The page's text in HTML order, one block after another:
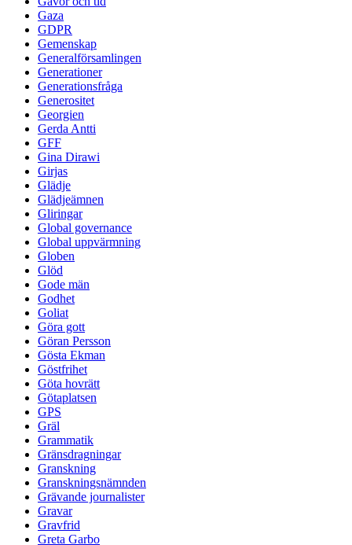
Gaza
GDPR
Gemenskap
Generalförsamlingen
Generationer
Generationsfråga
Generositet
Georgien
Gerda Antti
GFF
Gina Dirawi
Girjas
Glädje
Glädjeämnen
Gliringar
Global governance
Global uppvärmning
Globen
Glöd
Gode män
Godhet
Goliat
Göra gott
Göran Persson
Gösta Ekman
Göstfrihet
Göta hovrätt
Götaplatsen
GPS
Gräl
Grammatik
Gränsdragningar
Granskning
Granskningsnämnden
Grävande journalister
Gravar
Gravfrid
Greta Garbo